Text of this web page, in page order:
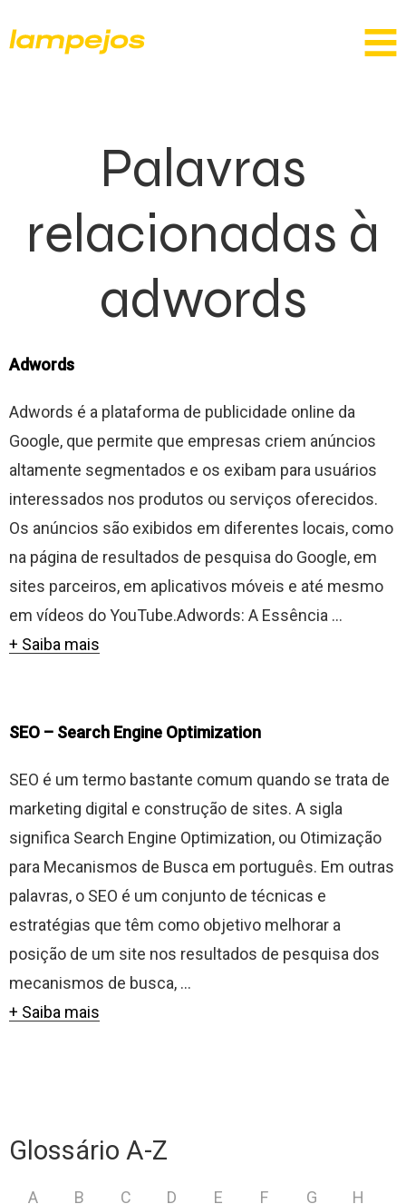
Palavras
relacionadas à
adwords
Adwords
Adwords é a plataforma de publicidade online da
Google, que permite que empresas criem anúncios
altamente segmentados e os exibam para usuários
interessados nos produtos ou serviços oferecidos.
Os anúncios são exibidos em diferentes locais, como
na página de resultados de pesquisa do Google, em
sites parceiros, em aplicativos móveis e até mesmo
em vídeos do YouTube.Adwords: A Essência ...
+ Saiba mais
SEO – Search Engine Optimization
SEO é um termo bastante comum quando se trata de
marketing digital e construção de sites. A sigla
significa Search Engine Optimization, ou Otimização
para Mecanismos de Busca em português. Em outras
palavras, o SEO é um conjunto de técnicas e
estratégias que têm como objetivo melhorar a
posição de um site nos resultados de pesquisa dos
mecanismos de busca, ...
+ Saiba mais
Glossário A-Z
A B C D E F G
H